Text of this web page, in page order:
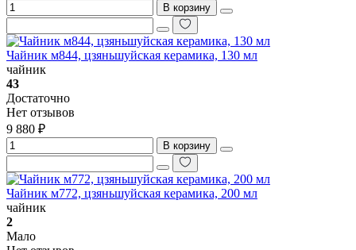
В корзину
Чайник м844, цзяньшуйская керамика, 130 мл
чайник
43
Достаточно
Нет отзывов
9 880 ₽
В корзину
Чайник м772, цзяньшуйская керамика, 200 мл
чайник
2
Мало